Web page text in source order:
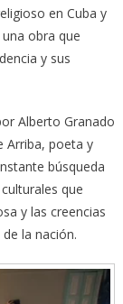
en Cuba y
obra que
y sus
Alberto Granado
Arriba, poeta y
búsqueda
que
y las creencias
la nación.